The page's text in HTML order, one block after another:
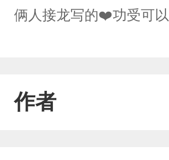
俩人接龙写的❤️功受可
作者